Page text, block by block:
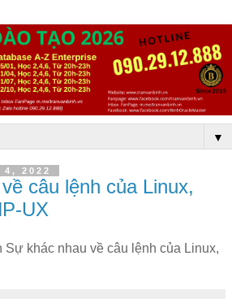
▼
2022
câu lệnh của Linux,
UX
Sự khác nhau về câu lệnh của Linux,